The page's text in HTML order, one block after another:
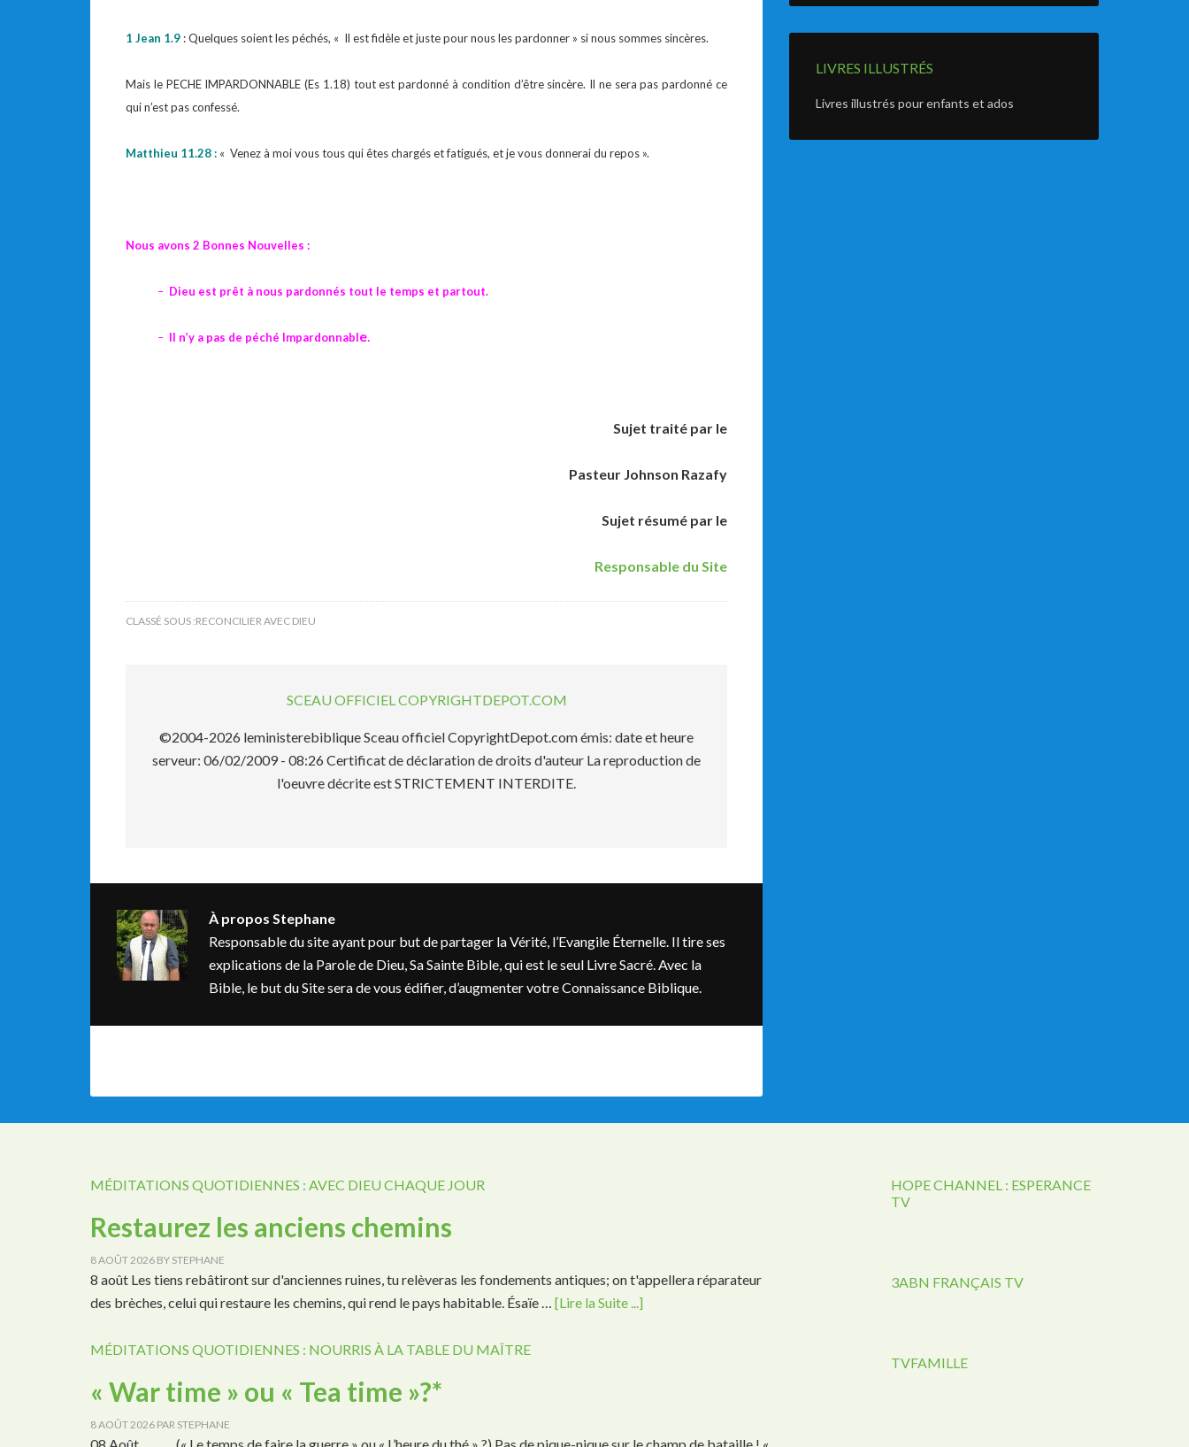
1 Jean 1.9 : Quelques soient les péchés, « Il est fidèle et juste pour nous les pardonner » si nous sommes sincères.
Mais le PECHE IMPARDONNABLE (Es 1.18) tout est pardonné à condition d’être sincère. Il ne sera pas pardonné ce
qui n’est pas confessé.
Matthieu 11.28 : « Venez à moi vous tous qui êtes chargés et fatigués, et je vous donnerai du repos ».
Nous avons 2 Bonnes Nouvelles :
– Dieu est prêt à nous pardonnés tout le temps et partout.
– Il n’y a pas de péché Impardonnable.
Sujet traité par le
Pasteur Johnson Razafy
Sujet résumé par le
Responsable du Site
CLASSÉ SOUS :RECONCILIER AVEC DIEU
SCEAU OFFICIEL COPYRIGHTDEPOT.COM
©2004-2026 leministerebiblique Sceau officiel CopyrightDepot.com émis: date et heure
serveur: 06/02/2009 - 08:26 Certificat de déclaration de droits d'auteur La reproduction de
l'oeuvre décrite est STRICTEMENT INTERDITE.
À propos Stephane
Responsable du site ayant pour but de partager la Vérité, l’Evangile Éternelle. Il tire ses
explications de la Parole de Dieu, Sa Sainte Bible, qui est le seul Livre Sacré. Avec la
Bible, le but du Site sera de vous édifier, d’augmenter votre Connaissance Biblique.
LIVRES ILLUSTRÉS
Livres illustrés pour enfants et ados
MÉDITATIONS QUOTIDIENNES : AVEC DIEU CHAQUE JOUR
Restaurez les anciens chemins
8 AOÛT 2026 BY STEPHANE
8 août Les tiens rebâtiront sur d'anciennes ruines, tu relèveras les fondements antiques; on t'appellera réparateur
des brèches, celui qui restaure les chemins, qui rend le pays habitable. Ésaïe … [Lire la Suite ...]
MÉDITATIONS QUOTIDIENNES : NOURRIS À LA TABLE DU MAÎTRE
« War time » ou « Tea time »?*
8 AOÛT 2026 PAR STEPHANE
HOPE CHANNEL : ESPERANCE
TV
3ABN FRANÇAIS TV
TVFAMILLE